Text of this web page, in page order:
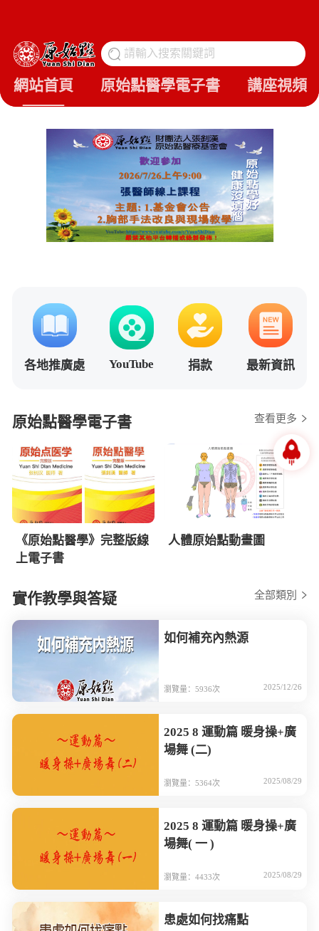
請輸入搜索關鍵詞
網站首頁 原始點醫學電子書 講座視頻
各地推廣處 YouTube 捐款 最新資訊
原始點醫學電子書 查看更多
《原始點醫學》完整版線
上電子書
人體原始點動畫圖
實作教學與答疑 全部類別
如何補充內熱源
瀏覽量：5936次 2025/12/26
2025 8 運動篇 暖身操+廣
場舞 (二)
瀏覽量：5364次 2025/08/29
2025 8 運動篇 暖身操+廣
場舞( 一 )
瀏覽量：4433次 2025/08/29
患處如何找痛點